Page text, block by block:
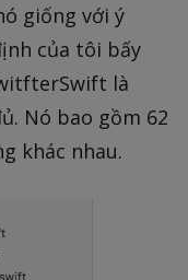
giống với ý
của tôi bấy
là
Nó bao gồm 62
khác nhau.